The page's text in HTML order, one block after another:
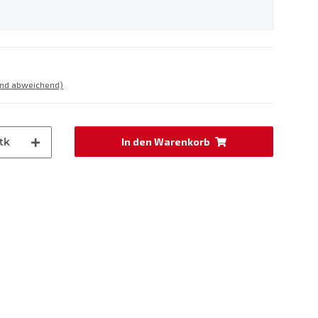
abweichend)
In den Warenkorb